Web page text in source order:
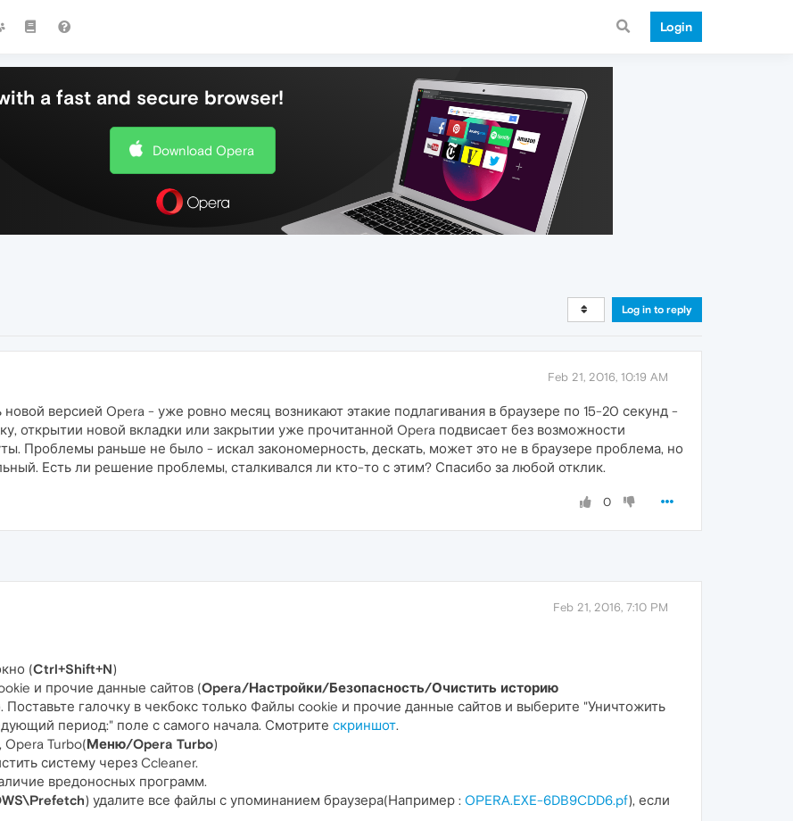
Login
a fast and secure browser!
Download Opera
Log in to reply
Feb 21, 2016, 10:19 AM
версией Opera - уже ровно месяц возникают этакие подлагивания в браузере по 15-20 секунд -
открытии новой вкладки или закрытии уже прочитанной Opera подвисает без возможности
Проблемы раньше не было - искал закономерность, дескать, может это не в браузере проблема, но
Есть ли решение проблемы, сталкивался ли кто-то с этим? Спасибо за любой отклик.
0
Feb 21, 2016, 7:10 PM
(Ctrl+Shift+N)
и прочие данные сайтов (Opera/Настройки/Безопасность/Очистить историю
Поставьте галочку в чекбокс только Файлы сookie и прочие данные сайтов и выберите "Уничтожить
период:" поле с самого начала. Смотрите скриншот.
Turbo(Меню/Opera Turbo)
систему через Ccleaner.
вредоносных программ.
) удалите все файлы с упоминанием браузера(Например : OPERA.EXE-6DB9CDD6.pf), если